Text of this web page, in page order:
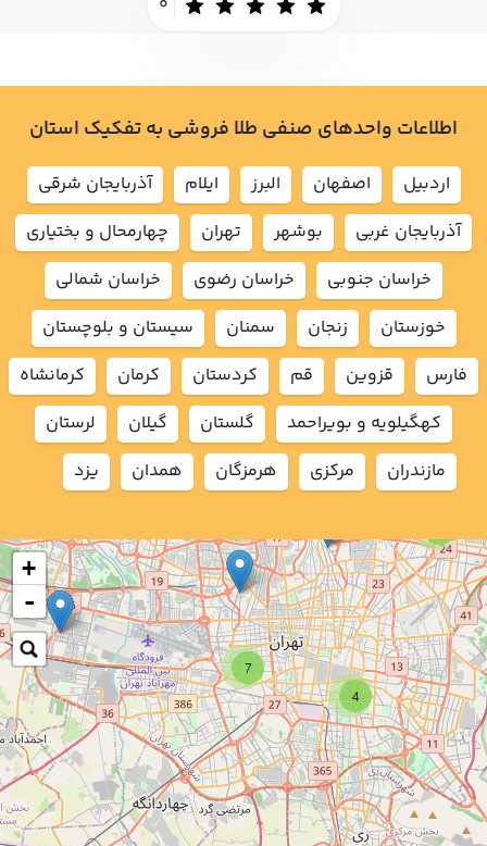
7
4
+
-
اطلاعات واحدهای صنفی طلا فروشی به تفکیک استان
اردبيل اصفهان البرز ايلام
آذربايجان شرقي
آذربايجان غربي
بوشهر تهران
چهارمحال و بختياري
خراسان جنوبي
خراسان رضوي
خراسان شمالي
خوزستان
زنجان سمنان
سيستان و بلوچستان
فارس
قزوين قم كردستان كرمان
كرمانشاه
كهگيلويه و بويراحمد
گلستان گيلان
لرستان
مازندران
مركزي هرمزگان همدان يزد